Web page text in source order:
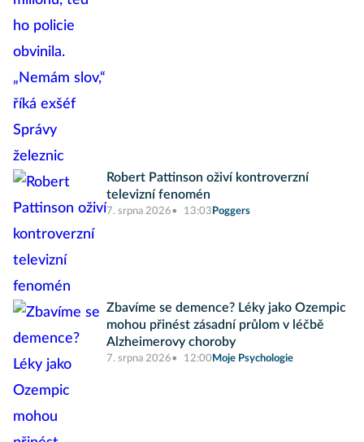
Robert Pattinson oživí kontroverzní
televizní fenomén
7. srpna 2026 13:03 Poggers
Zbavíme se demence? Léky jako Ozempic
mohou přinést zásadní průlom v léčbě
Alzheimerovy choroby
7. srpna 2026 12:00 Moje Psychologie